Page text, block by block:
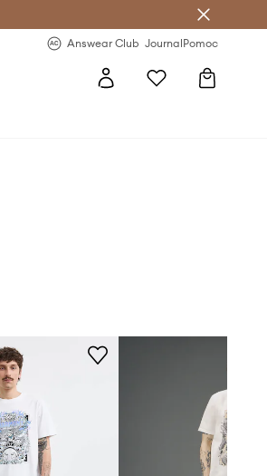
Answear Club JournalPomoc